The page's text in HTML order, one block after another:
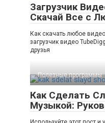
Загрузчик
Скачай Все с
Как скачать любое
загрузчик видео
друзья
Полезные программы
Как Сделать
Музыкой: